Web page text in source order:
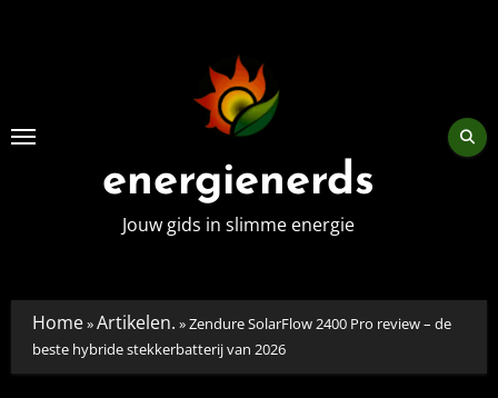
energienerds
Jouw gids in slimme energie
Home»Artikelen. »Zendure SolarFlow 2400 Pro review – de
beste hybride stekkerbatterij van 2026